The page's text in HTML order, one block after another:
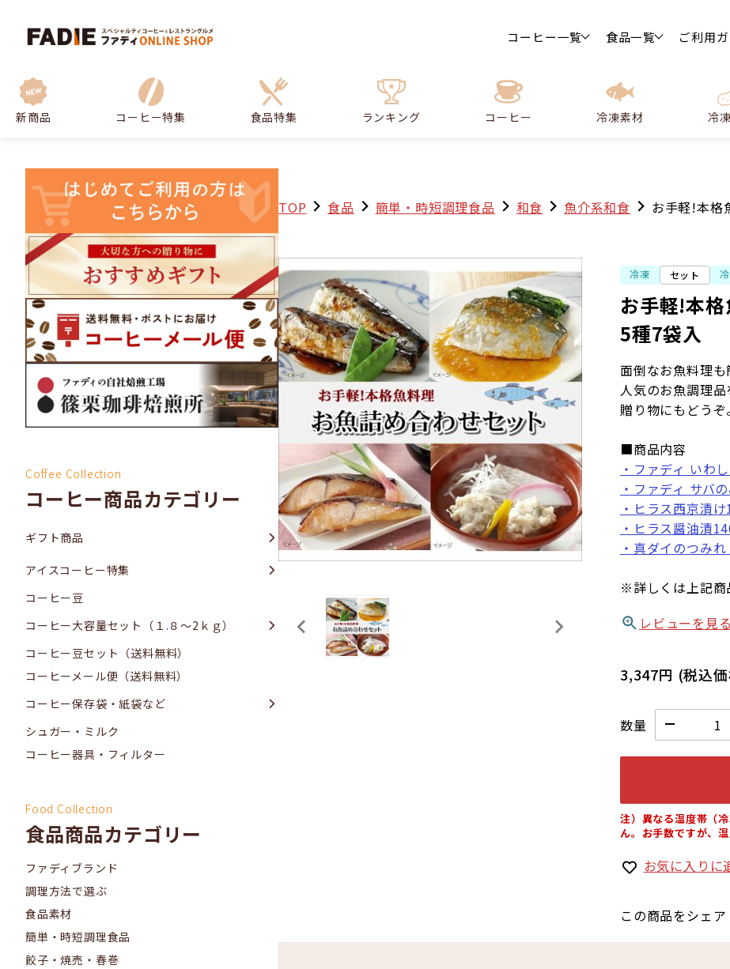
コーヒー一覧 食品一覧 ご利用
新商品 コーヒー特集 食品特集 ランキング コーヒー 冷凍素材 冷
Coffee Collection
コーヒー商品カテゴリー
ギフト商品
アイスコーヒー特集
コーヒー豆
コーヒー大容量セット（１.８～2ｋｇ）
コーヒー豆セット（送料無料）
コーヒーメール便（送料無料）
コーヒー保存袋・紙袋など
シュガー・ミルク
コーヒー器具・フィルター
Food Collection
食品商品カテゴリー
ファディブランド
調理方法で選ぶ
食品素材
簡単・時短調理食品
餃子・焼売・春巻
TOP 食品 簡単・時短調理食品 和食 魚介系和食 お手軽!本格
お手軽!本
5種7袋入
面倒なお魚料理
人気のお魚調理品
贈り物にもどうぞ。
■商品内容
・ファディ いわ
・ファディ サバ
・ヒラス西京漬
・ヒラス醤油漬
・真ダイのつみ
※詳しくは上記商
レビューを見る
3,347円 (税込
数量
注）異なる温度帯（
ん。お手数ですが、
お気に入りに
この商品をシェア
冷凍 セット